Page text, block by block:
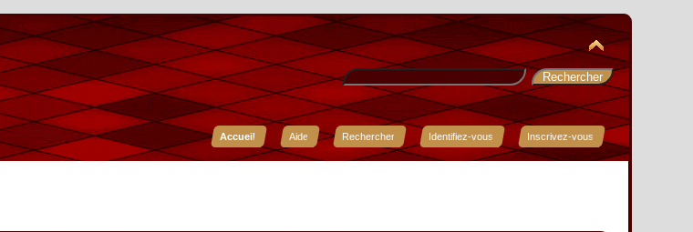
Accueil
Aide Rechercher Identifiez-vous Inscrivez-vous